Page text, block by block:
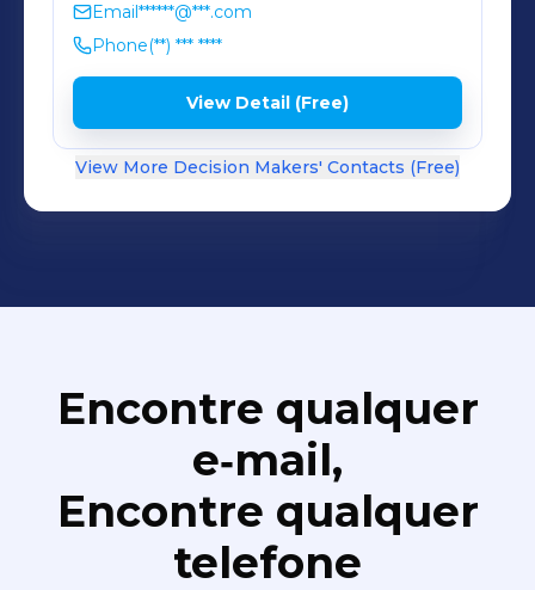
Email******@***.com
Phone(**) *** ****
View Detail (Free)
View More Decision Makers' Contacts (Free)
Encontre qualquer
e‑mail,
Encontre qualquer
telefone